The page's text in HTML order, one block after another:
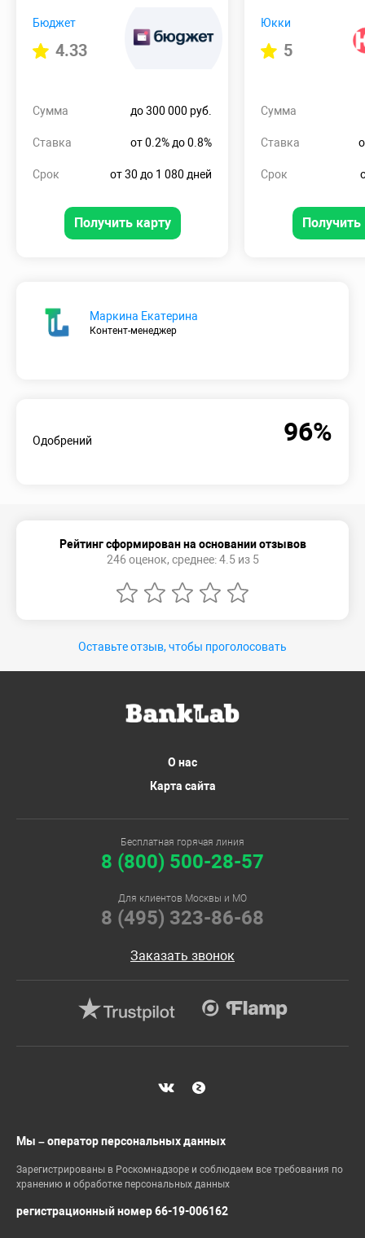
Бюджет
4.33
Сумма до 300 000 руб.
Ставка от 0.2% до 0.8%
Срок от 30 до 1 080 дней
Получить карту
Юкки
5
Сумма
Ставка
Срок
Получить
Маркина Екатерина
Контент-менеджер
Одобрений 96%
Рейтинг сформирован на основании отзывов
246 оценок, среднее: 4.5 из 5
Оставьте отзыв, чтобы проголосовать
О нас
Карта сайта
Бесплатная горячая линия
8 (800) 500-28-57
Для клиентов Москвы и МО
8 (495) 323-86-68
Заказать звонок
Мы – оператор персональных данных
Зарегистрированы в Роскомнадзоре и соблюдаем все требования по
хранению и обработке персональных данных
регистрационный номер 66-19-006162